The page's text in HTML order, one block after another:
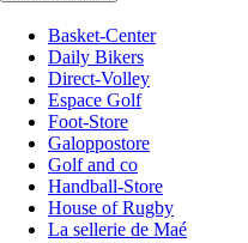
Basket-Center
Daily Bikers
Direct-Volley
Espace Golf
Foot-Store
Galoppostore
Golf and co
Handball-Store
House of Rugby
La sellerie de Maé